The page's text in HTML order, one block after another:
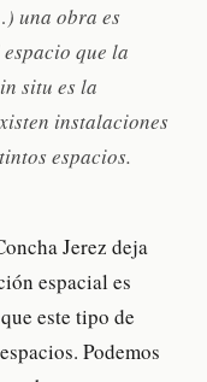
una obra es
que la
situ es la
instalaciones
espacios.
Jerez deja
espacial es
este tipo de
Podemos